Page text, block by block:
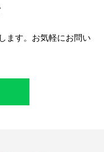
ます。お気軽にお問い